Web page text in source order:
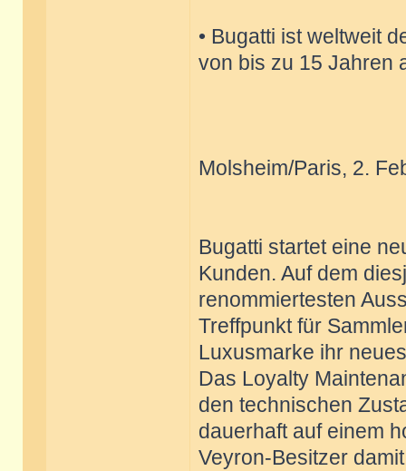
• Bugatti ist weltweit
von bis zu 15 Jahren
Molsheim/Paris, 2.
Bugatti startet eine
Kunden. Auf dem
renommiertesten
Treffpunkt für
Luxusmarke ihr
Das Loyalty
den technischen
dauerhaft auf einem
Veyron-Besitzer